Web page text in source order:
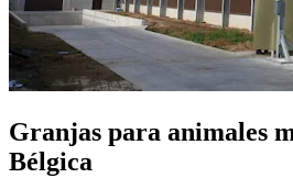
Granjas para animales
Bélgica